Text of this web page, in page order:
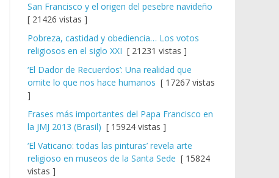
San Francisco y el origen del pesebre navideño
[ 21426 vistas ]
Pobreza, castidad y obediencia… Los votos
religiosos en el siglo XXI [ 21231 vistas ]
‘El Dador de Recuerdos’: Una realidad que
omite lo que nos hace humanos [ 17267 vistas
]
Frases más importantes del Papa Francisco en
la JMJ 2013 (Brasil) [ 15924 vistas ]
‘El Vaticano: todas las pinturas’ revela arte
religioso en museos de la Santa Sede [ 15824
vistas ]